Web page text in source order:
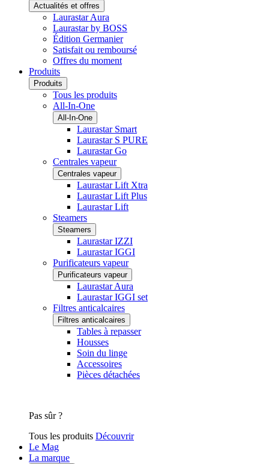
Actualités et offres
Laurastar Aura
Laurastar by BOSS
Édition Germanier
Satisfait ou remboursé
Offres du moment
Produits
Produits
Tous les produits
All-In-One
All-In-One
Laurastar Smart
Laurastar S PURE
Laurastar Go
Centrales vapeur
Centrales vapeur
Laurastar Lift Xtra
Laurastar Lift Plus
Laurastar Lift
Steamers
Steamers
Laurastar IZZI
Laurastar IGGI
Purificateurs vapeur
Purificateurs vapeur
Laurastar Aura
Laurastar IGGI set
Filtres anticalcaires
Filtres anticalcaires
Tables à repasser
Housses
Soin du linge
Accessoires
Pièces détachées
Pas sûr ?
Tous les produits Découvrir
Le Mag
La marque